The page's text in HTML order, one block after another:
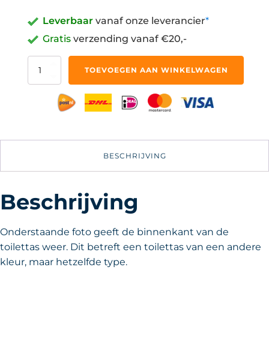
Leverbaar vanaf onze leverancier*
Gratis verzending vanaf €20,-
Toilettas
TOEVOEGEN AAN WINKELWAGEN
BESCHRIJVING
Beschrijving
Onderstaande foto geeft de binnenkant van de
toilettas weer. Dit betreft een toilettas van een andere
kleur, maar hetzelfde type.